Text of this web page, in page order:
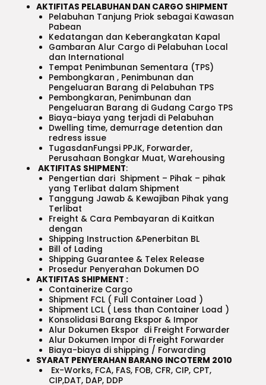
AKTIFITAS PELABUHAN DAN CARGO SHIPMENT
Pelabuhan Tanjung Priok sebagai Kawasan
Pabean
Kedatangan dan Keberangkatan Kapal
Gambaran Alur Cargo di Pelabuhan Local
dan International
Tempat Penimbunan Sementara (TPS)
Pembongkaran , Penimbunan dan
Pengeluaran Barang di Pelabuhan TPS
Pembongkaran, Penimbunan dan
Pengeluaran Barang di Gudang Cargo TPS
Biaya-biaya yang terjadi di Pelabuhan
Dwelling time, demurrage detention dan
redress issue
TugasdanFungsi PPJK, Forwarder,
Perusahaan Bongkar Muat, Warehousing
AKTIFITAS SHIPMENT:
Pengertian dari Shipment – Pihak – pihak
yang Terlibat dalam Shipment
Tanggung Jawab & Kewajiban Pihak yang
Terlibat
Freight & Cara Pembayaran di Kaitkan
dengan
Shipping Instruction &Penerbitan BL
Bill of Lading
Shipping Guarantee & Telex Release
Prosedur Penyerahan Dokumen DO
AKTIFITAS SHIPMENT :
Containerize Cargo
Shipment FCL ( Full Container Load )
Shipment LCL ( Less than Container Load )
Konsolidasi Barang Ekspor & Impor
Alur Dokumen Ekspor di Freight Forwarder
Alur Dokumen Impor di Freight Forwarder
Biaya-biaya di shipping / Forwarding
SYARAT PENYERAHAN BARANG INCOTERM 2010
Ex-Works, FCA, FAS, FOB, CFR, CIP, CPT,
CIP,DAT, DAP, DDP